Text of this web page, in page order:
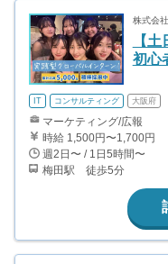
株式会
【
初心
IT コンサルティング 大阪府
マーケティング/広報
時給 1,500円〜1,700円
週2日〜 / 1日5時間〜
梅田駅 徒歩5分